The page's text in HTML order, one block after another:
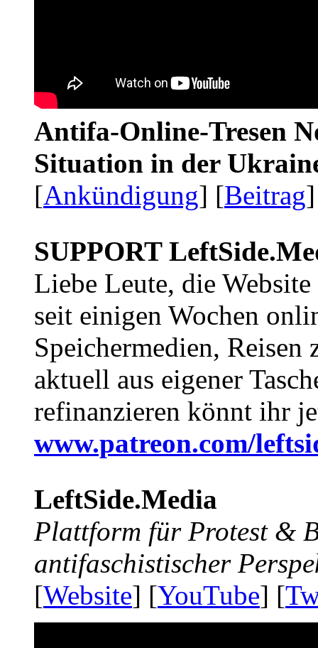
Antifa-Online-Tresen
Situation in der
[Ankündigung] [Beitrag
SUPPORT
Liebe Leute, die Website
seit einigen Wochen
Speichermedien, Reisen
aktuell aus eigener
refinanzieren könnt ihr
www.patreon.com/
LeftSide.Media
Plattform für Protest &
antifaschistischer
[Website] [YouTube] [